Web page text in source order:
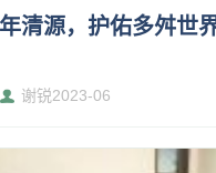
清源，护佑多舛世
谢锐2023-06